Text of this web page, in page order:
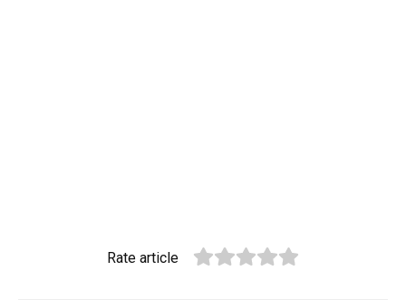
Rate article